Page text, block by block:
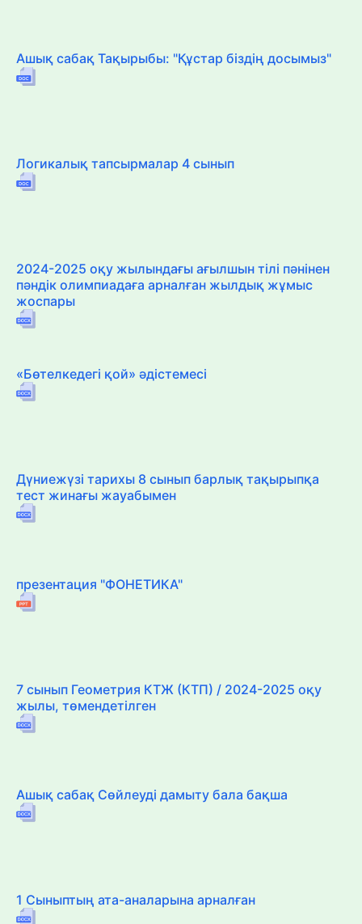
Ашық сабақ Тақырыбы: "Құстар біздің досымыз"
Логикалық тапсырмалар 4 сынып
2024-2025 оқу жылындағы ағылшын тілі пәнінен
пәндік олимпиадаға арналған жылдық жұмыс
жоспары
«Бөтелкедегі қой» әдістемесі
Дүниежүзі тарихы 8 сынып барлық тақырыпқа
тест жинағы жауабымен
презентация "ФОНЕТИКА"
7 сынып Геометрия КТЖ (КТП) / 2024-2025 оқу
жылы, төмендетілген
Ашық сабақ Сөйлеуді дамыту бала бақша
1 Сыныптың ата-аналарына арналған